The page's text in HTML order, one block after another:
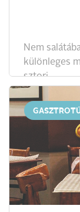
Nem
különleges
sztori.